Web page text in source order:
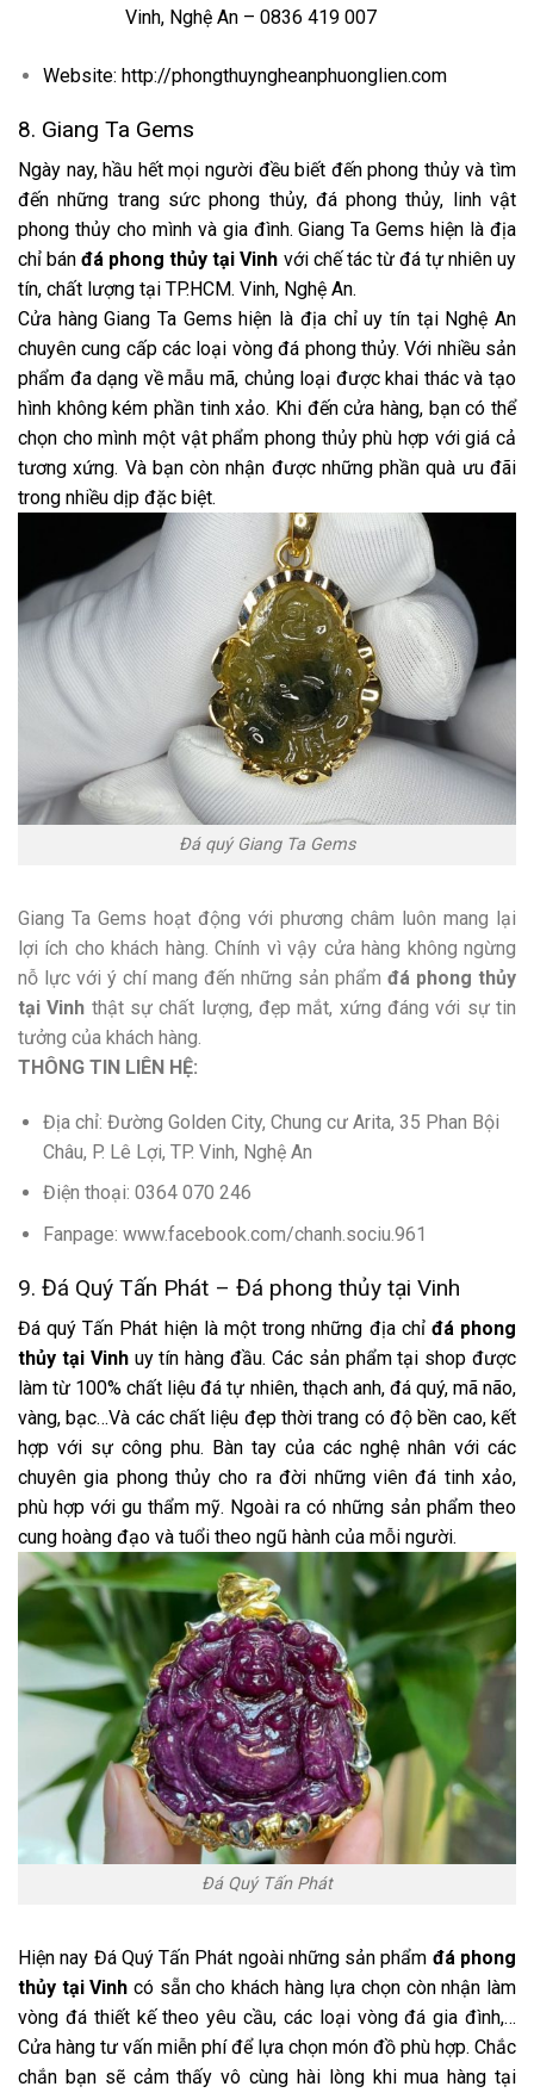
Vinh, Nghệ An – 0836 419 007
Website: http://phongthuyngheanphuonglien.com
8. Giang Ta Gems
Ngày nay, hầu hết mọi người đều biết đến phong thủy và tìm
đến những trang sức phong thủy, đá phong thủy, linh vật
phong thủy cho mình và gia đình. Giang Ta Gems hiện là địa
chỉ bánđá phong thủy tại Vinh với chế tác từ đá tự nhiên uy
tín, chất lượng tại TP.HCM. Vinh, Nghệ An.
Cửa hàng Giang Ta Gems hiện là địa chỉ uy tín tại Nghệ An
chuyên cung cấp các loại vòng đá phong thủy. Với nhiều sản
phẩm đa dạng về mẫu mã, chủng loại được khai thác và tạo
hình không kém phần tinh xảo. Khi đến cửa hàng, bạn có thể
chọn cho mình một vật phẩm phong thủy phù hợp với giá cả
tương xứng. Và bạn còn nhận được những phần quà ưu đãi
trong nhiều dịp đặc biệt.
Đá quý Giang Ta Gems
Giang Ta Gems hoạt động với phương châm luôn mang lại
lợi ích cho khách hàng. Chính vì vậy cửa hàng không ngừng
nỗ lực với ý chí mang đến những sản phẩm đá phong thủy
tại Vinh thật sự chất lượng, đẹp mắt, xứng đáng với sự tin
tưởng của khách hàng.
THÔNG TIN LIÊN HỆ:
Địa chỉ: Đường Golden City, Chung cư Arita, 35 Phan Bội
Châu, P. Lê Lợi, TP. Vinh, Nghệ An
Điện thoại: 0364 070 246
Fanpage: www.facebook.com/chanh.sociu.961
9. Đá Quý Tấn Phát – Đá phong thủy tại Vinh
Đá quý Tấn Phát hiện là một trong những địa chỉ đá phong
thủy tại Vinh uy tín hàng đầu. Các sản phẩm tại shop được
làm từ 100% chất liệu đá tự nhiên, thạch anh, đá quý, mã não,
vàng, bạc…Và các chất liệu đẹp thời trang có độ bền cao, kết
hợp với sự công phu. Bàn tay của các nghệ nhân với các
chuyên gia phong thủy cho ra đời những viên đá tinh xảo,
phù hợp với gu thẩm mỹ. Ngoài ra có những sản phẩm theo
cung hoàng đạo và tuổi theo ngũ hành của mỗi người.
Đá Quý Tấn Phát
Hiện nay Đá Quý Tấn Phát ngoài những sản phẩm đá phong
thủy tại Vinh có sẵn cho khách hàng lựa chọn còn nhận làm
vòng đá thiết kế theo yêu cầu, các loại vòng đá gia đình,…
Cửa hàng tư vấn miễn phí để lựa chọn món đồ phù hợp. Chắc
chắn bạn sẽ cảm thấy vô cùng hài lòng khi mua hàng tại